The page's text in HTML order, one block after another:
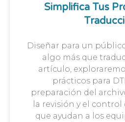
Simplifica Tus
Diseñar para un
algo más que
artículo,
prácticos para
preparación del
la revisión y el control
que ayudan a los